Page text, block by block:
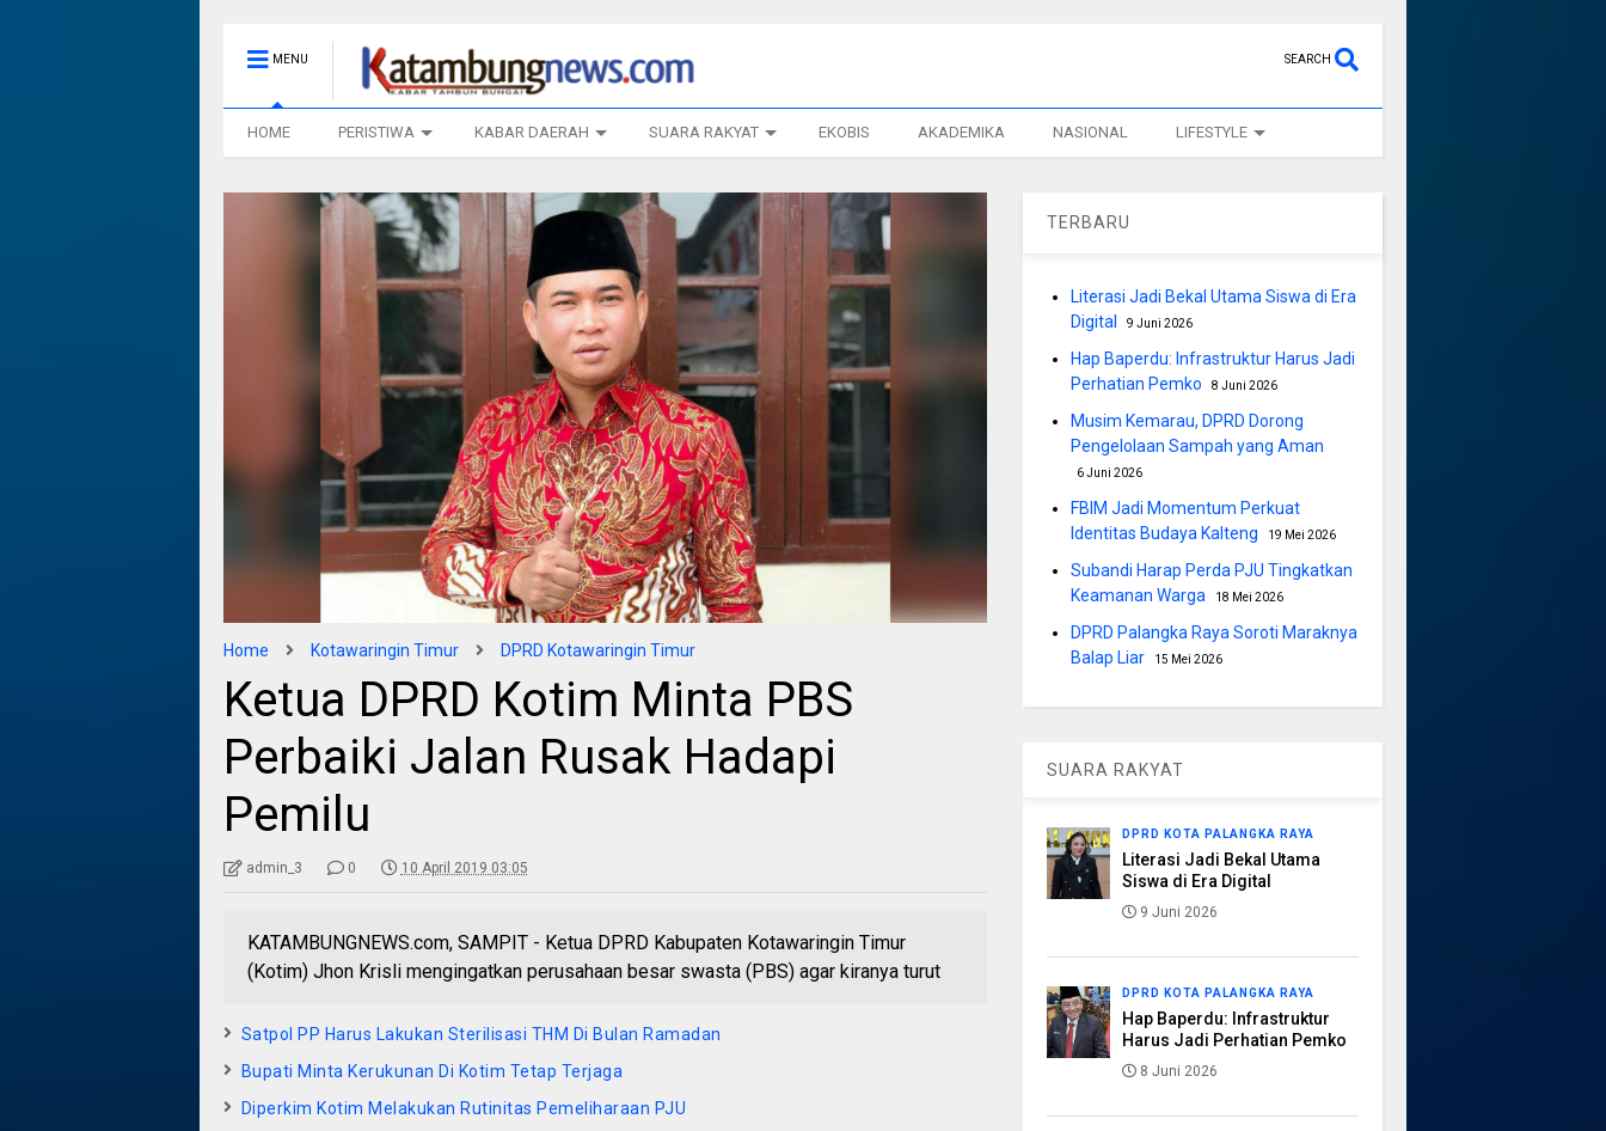
MENU SEARCH
HOME PERISTIWA KABAR DAERAH SUARA RAKYAT EKOBIS AKADEMIKA NASIONAL LIFESTYLE
Home Kotawaringin Timur DPRD Kotawaringin Timur
Ketua DPRD Kotim Minta PBS
Perbaiki Jalan Rusak Hadapi
Pemilu
admin_3 0 10 April 2019 03:05
KATAMBUNGNEWS.com, SAMPIT - Ketua DPRD Kabupaten Kotawaringin Timur
(Kotim) Jhon Krisli mengingatkan perusahaan besar swasta (PBS) agar kiranya turut
Satpol PP Harus Lakukan Sterilisasi THM Di Bulan Ramadan
Bupati Minta Kerukunan Di Kotim Tetap Terjaga
Diperkim Kotim Melakukan Rutinitas Pemeliharaan PJU
TERBARU
Literasi Jadi Bekal Utama Siswa di Era
Digital
9 Juni 2026
Hap Baperdu: Infrastruktur Harus Jadi
Perhatian Pemko
8 Juni 2026
Musim Kemarau, DPRD Dorong
Pengelolaan Sampah yang Aman
6 Juni 2026
FBIM Jadi Momentum Perkuat
Identitas Budaya Kalteng
19 Mei 2026
Subandi Harap Perda PJU Tingkatkan
Keamanan Warga
18 Mei 2026
DPRD Palangka Raya Soroti Maraknya
Balap Liar
15 Mei 2026
SUARA RAKYAT
DPRD KOTA PALANGKA RAYA
Literasi Jadi Bekal Utama
Siswa di Era Digital
9 Juni 2026
DPRD KOTA PALANGKA RAYA
Hap Baperdu: Infrastruktur
Harus Jadi Perhatian Pemko
8 Juni 2026